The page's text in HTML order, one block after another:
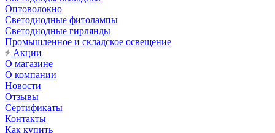
Оптоволокно
Светодиодные фитолампы
Светодиодные гирлянды
Промышленное и складское освещение
Акции
О магазине
О компании
Новости
Отзывы
Сертификаты
Контакты
Как купить